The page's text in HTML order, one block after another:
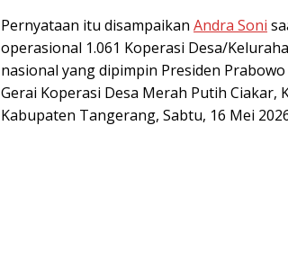
Pernyataan itu disampaikan Andra Soni
operasional 1.061 Koperasi Desa/
nasional yang dipimpin Presiden
Gerai Koperasi Desa Merah Putih Ciakar,
Kabupaten Tangerang, Sabtu, 16 Mei